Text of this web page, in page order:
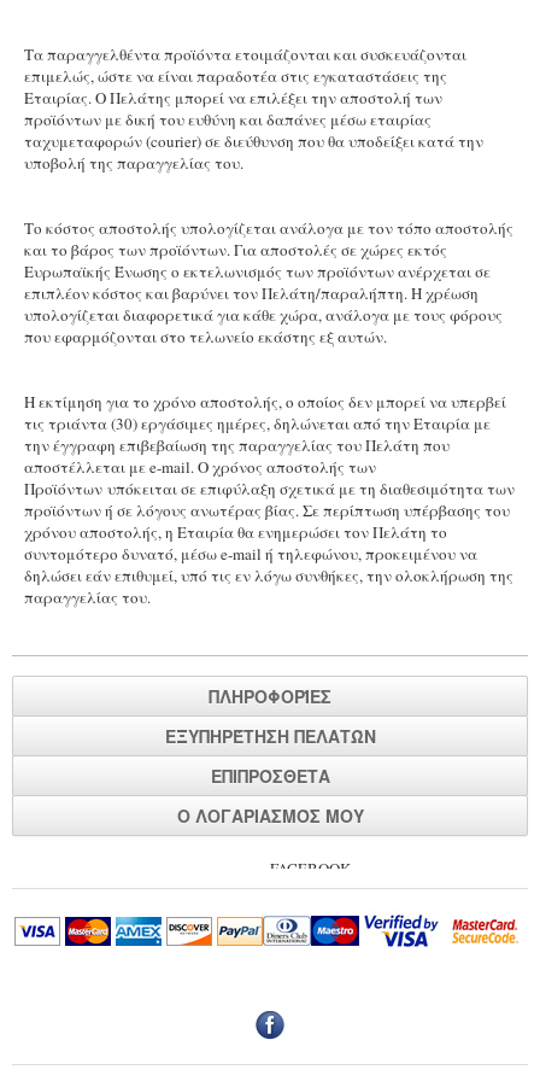
Σκουλαρίκια
Δακτυλίδια
Βέρες
Σταυροί
Αλυσίδες
Διάφορα
ΑΣΗΜΕΝΙΟ ΚΟΣΜΗΜΑ
Κολιέ
Βραχιόλια
Σκουλαρίκια
Δακτυλίδια
Αλυσίδες
Κοσμήματα για Παιδιά
Διάφορα
Χρυσά
Ασημένια
ΡΟΛΟΓΙΑ
Τα παραγγελθέντα προϊόντα ετοιμάζονται και συσκευάζονται
επιμελώς, ώστε να είναι παραδοτέα στις εγκαταστάσεις της
Εταιρίας. Ο Πελάτης μπορεί να επιλέξει την αποστολή των
προϊόντων με δική του ευθύνη και δαπάνες μέσω εταιρίας
ταχυμεταφορών (courier) σε διεύθυνση που θα υποδείξει κατά την
υποβολή της παραγγελίας του.
Το κόστος αποστολής υπολογίζεται ανάλογα με τον τόπο αποστολής
και το βάρος των προϊόντων. Για αποστολές σε χώρες εκτός
Ευρωπαϊκής Ένωσης ο εκτελωνισμός των προϊόντων ανέρχεται σε
επιπλέον κόστος και βαρύνει τον Πελάτη/παραλήπτη. Η χρέωση
υπολογίζεται διαφορετικά για κάθε χώρα, ανάλογα με τους φόρους
που εφαρμόζονται στο τελωνείο εκάστης εξ αυτών.
Η εκτίμηση για το χρόνο αποστολής, ο οποίος δεν μπορεί να υπερβεί
τις τριάντα (30) εργάσιμες ημέρες, δηλώνεται από την Εταιρία με
την έγγραφη επιβεβαίωση της παραγγελίας του Πελάτη που
αποστέλλεται με e-mail. Ο χρόνος αποστολής των
Προϊόντων υπόκειται σε επιφύλαξη σχετικά με τη διαθεσιμότητα των
προϊόντων ή σε λόγους ανωτέρας βίας. Σε περίπτωση υπέρβασης του
χρόνου αποστολής, η Εταιρία θα ενημερώσει τον Πελάτη το
συντομότερο δυνατό, μέσω e-mail ή τηλεφώνου, προκειμένου να
δηλώσει εάν επιθυμεί, υπό τις εν λόγω συνθήκες, την ολοκλήρωση της
παραγγελίας του.
ΠΛΗΡΟΦΟΡΊΕΣ
ΕΞΥΠΗΡΈΤΗΣΗ ΠΕΛΑΤΏΝ
ΕΠΙΠΡΌΣΘΕΤΑ
Ο ΛΟΓΑΡΙΑΣΜΌΣ ΜΟΥ
FACEBOOK